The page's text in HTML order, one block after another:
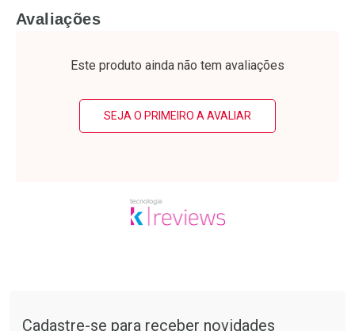
Laboratório
Por R$ 28,79/cada
Por Menos Laboratório
Por R$ 37,25/cada
Por Menos
Avaliações
Este produto ainda não tem avaliações
SEJA O PRIMEIRO A AVALIAR
Cadastre-se para receber novidades